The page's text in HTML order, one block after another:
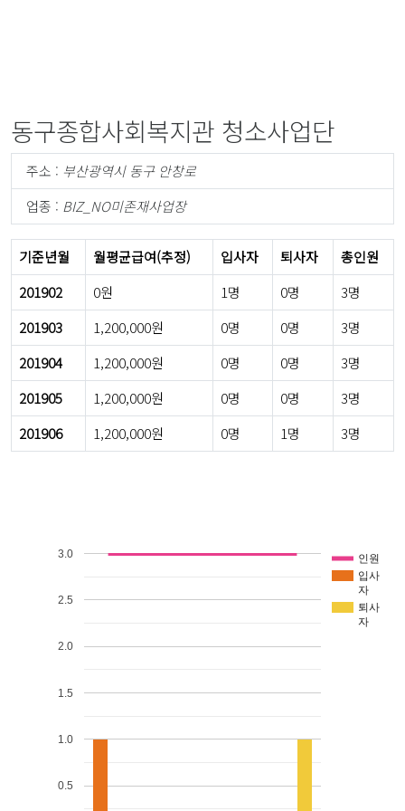
동구종합사회복지관 청소사업단
주소 : 부산광역시 동구 안창로
업종 : BIZ_NO미존재사업장
기준년월 월평균급여(추정) 입사자 퇴사자
총인원
201902
0원 1명 0명
3명
201903
1,200,000원 0명 0명
3명
201904
1,200,000원 0명 0명
3명
201905
1,200,000원 0명 0명
3명
201906
1,200,000원 0명 1명 3명
인원
입사
자
퇴사
자
0.5
1.0
1.5
2.0
2.5
3.0